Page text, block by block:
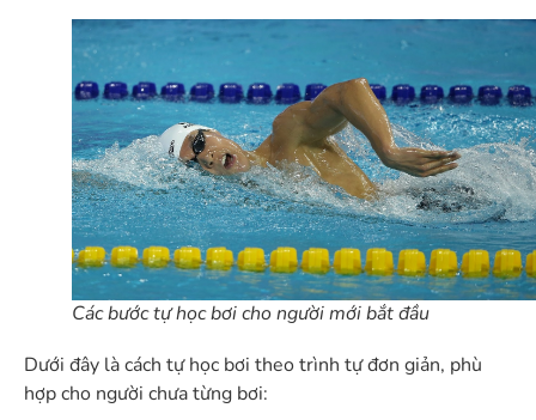
Các bước tự học bơi cho người mới bắt đầu
Dưới đây là cách tự học bơi theo trình tự đơn giản, phù
hợp cho người chưa từng bơi: